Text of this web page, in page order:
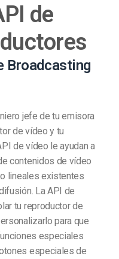
de
Broadcasting
jefe de tu emisora
de vídeo y tu
de vídeo le ayudan a
contenidos de vídeo
lineales existentes
La API de
tu reproductor de
para que
especiales
especiales de